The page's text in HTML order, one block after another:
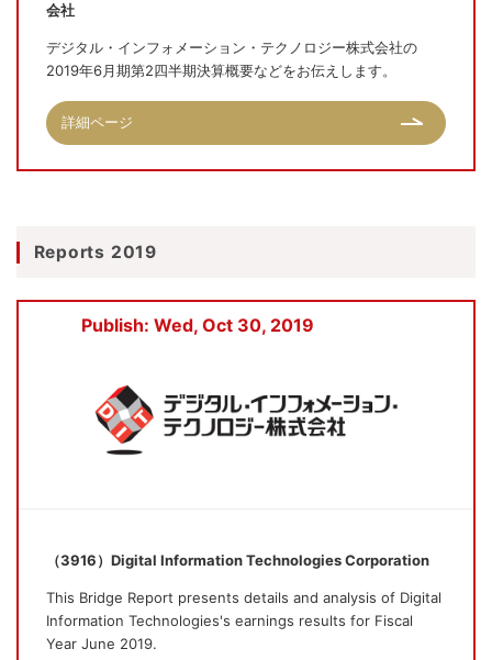
会社
デジタル・インフォメーション・テクノロジー株式会社の
2019年6月期第2四半期決算概要などをお伝えします。
詳細ページ
Reports 2019
Publish: Wed, Oct 30, 2019
（3916）Digital Information Technologies Corporation
This Bridge Report presents details and analysis of Digital
Information Technologies's earnings results for Fiscal
Year June 2019.